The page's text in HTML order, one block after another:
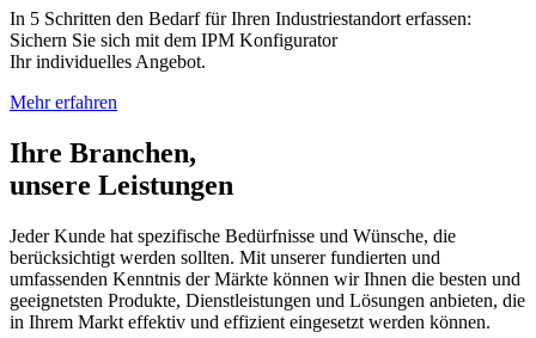
In 5 Schritten den Bedarf für Ihren Industriestandort erfassen:
Sichern Sie sich mit dem IPM Konfigurator
Ihr individuelles Angebot.
Mehr erfahren
Ihre Branchen,
unsere Leistungen
Jeder Kunde hat spezifische Bedürfnisse und Wünsche, die
berücksichtigt werden sollten. Mit unserer fundierten und
umfassenden Kenntnis der Märkte können wir Ihnen die besten und
geeignetsten Produkte, Dienstleistungen und Lösungen anbieten, die
in Ihrem Markt effektiv und effizient eingesetzt werden können.